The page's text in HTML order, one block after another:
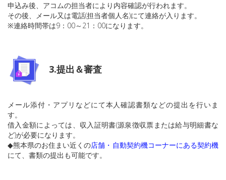
申込み後、アコムの担当者により内容確認が行われます。
その後、メール又は電話(担当者個人名)にて連絡が入ります。
※連絡時間帯は9：00～21：00になります。
3.提出＆審査
メール添付・アプリなどにて本人確認書類などの提出を行いま
す。
借入金額によっては、収入証明書(源泉徴収票または給与明細書な
ど)が必要になります。
◆熊本県のお住まい近くの店舗・自動契約機コーナーにある契約機
にて、書類の提出も可能です。